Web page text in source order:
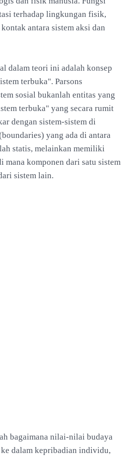
terhadap lingkungan fisik,
antara sistem aksi dan
dalam teori ini adalah konsep
terbuka". Parsons
sosial bukanlah entitas yang
terbuka" yang secara rumit
dengan sistem-sistem di
yang ada di antara
statis, melainkan memiliki
mana komponen dari satu sistem
sistem lain.
bagaimana nilai-nilai budaya
dalam kepribadian individu,